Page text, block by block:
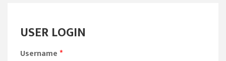
USER LOGIN
Username*